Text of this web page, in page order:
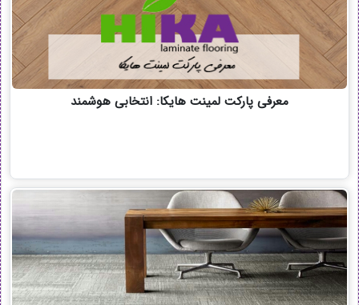
معرفی پارکت لمینت هایکا: انتخابی هوشمند